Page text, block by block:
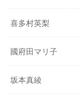
喜多村英梨
國府田マリ子
坂本真綾